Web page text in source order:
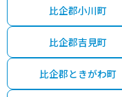
比企郡小川町
比企郡吉見町
比企郡ときがわ町